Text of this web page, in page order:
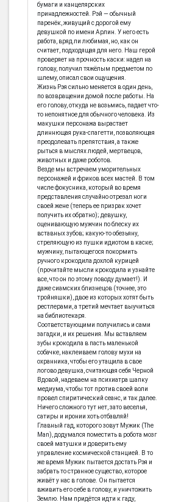
бумаги и канцелярских
принадлежностей. Рэй — обычный
паренёк, живущий с дорогой ему
девушкой по имени Арлин. У него есть
работа, вряд ли любимая, но, как он
считает, подходящая для него. Наш герой
проверяет на прочность каски: надел на
голову, получил тяжёлым предметом по
шлему, описал свои ощущения.
Жизнь Рэя сильно меняется в один день,
по возвращении домой после работы. На
его голову, откуда не возьмись, падает что-
то непонятное для обычного человека. Из
макушки персонажа вырастает
длиннющая рука-спагетти, позволяющая
преодолевать препятствия, а также
рыться в мыслях людей, мертвецов,
животных и даже роботов.
Везде мы встречаем уморительных
персонажей и фриков всех мастей. В том
числе фокусника, который во время
представления случайно отрезал ноги
своей жене (теперь ее призрак хочет
получить их обратно); девушку,
оценивающую мужчин по блеску их
вставных зубов; какую-то обезьяну,
стреляющую из пушки идиотом в каске;
мужчину, пытающегося покормить
ручного крокодила дохлой курицей
(прочитайте мысли крокодила и узнайте
все, что он по этому поводу думает!). И
даже сиамских близнецов (точнее, это
тройняшки), двое из которых хотят быть
рестлерами, а третий мечтает выучиться
на библиотекаря.
Соответствующими получились и сами
загадки, и их решения. Мы вставляем
зубы крокодила в пасть маленькой
собачке, наклеиваем голову мухи на
охранника, чтобы его утащила в свое
логово девушка, считающая себя Черной
Вдовой, надеваем на психиатра шапку
медиума, чтобы тот против своей воли
провел спиритический сеанс, и так далее.
Ничего сложного тут нет, зато веселья,
сатиры и иронии хоть отбавляй!
Главный гад, которого зовут Мужик (The
Man), додумался поместить в робота мозг
своей матушки и доверить ему
управление космической станцией. В то
же время Мужик пытается достать Рэя и
забрать то странное существо, которое
живёт у нас в голове. Он пытается
вживить его себе в голову, и уничтожить
Землю. Нам придётся идти к гаду,